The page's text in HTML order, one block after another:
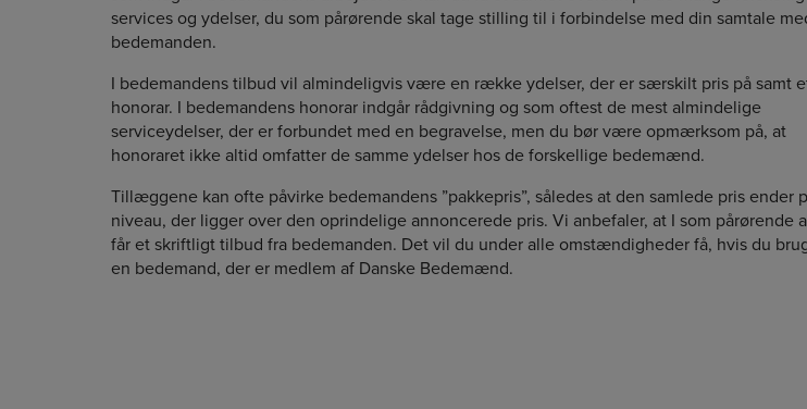
services og ydelser, du som pårørende skal tage stilling til i forbindelse med din samtale
bedemanden.
I bedemandens tilbud vil almindeligvis være en række ydelser, der er særskilt pris på samt
honorar. I bedemandens honorar indgår rådgivning og som oftest de mest almindelige
serviceydelser, der er forbundet med en begravelse, men du bør være opmærksom på, at
honoraret ikke altid omfatter de samme ydelser hos de forskellige bedemænd.
Tillæggene kan ofte påvirke bedemandens ”pakkepris”, således at den samlede pris ender
niveau, der ligger over den oprindelige annoncerede pris. Vi anbefaler, at I som pårørende
får et skriftligt tilbud fra bedemanden. Det vil du under alle omstændigheder få, hvis du
en bedemand, der er medlem af Danske Bedemænd.